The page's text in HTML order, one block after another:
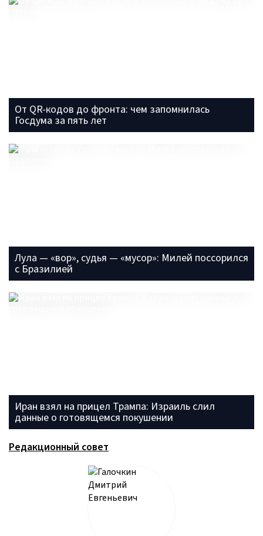
От QR-кодов до фронта: чем запомнилась
Госдума за пять лет
Лула — «вор», судья — «мусор»: Милей поссорился
с Бразилией
Иран взял на прицел Трампа: Израиль слил
данные о готовящемся покушении
Редакционный совет